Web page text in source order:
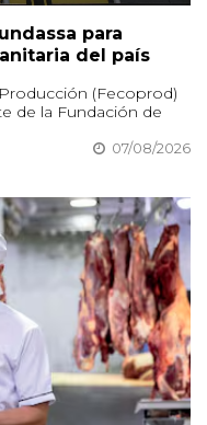
para
del país
(Fecoprod)
de la Fundación de
07/08/2026